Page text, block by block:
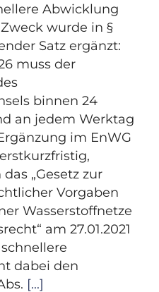
Abwicklung
wurde in §
Satz ergänzt:
muss der
binnen 24
an jedem Werktag
im EnWG
„Gesetz zur
Vorgaben
Wasserstoffnetze
am 27.01.2021
dabei den
[...]